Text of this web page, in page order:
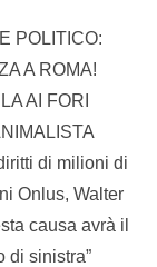
POLITICO:
A ROMA!
AI FORI
di milioni di
Onlus, Walter
causa avrà il
di sinistra”